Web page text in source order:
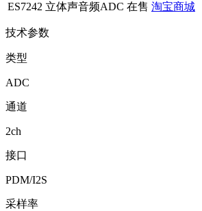
ES7242 立体声音频ADC 在售 淘宝商城
技术参数
类型
ADC
通道
2ch
接口
PDM/I2S
采样率